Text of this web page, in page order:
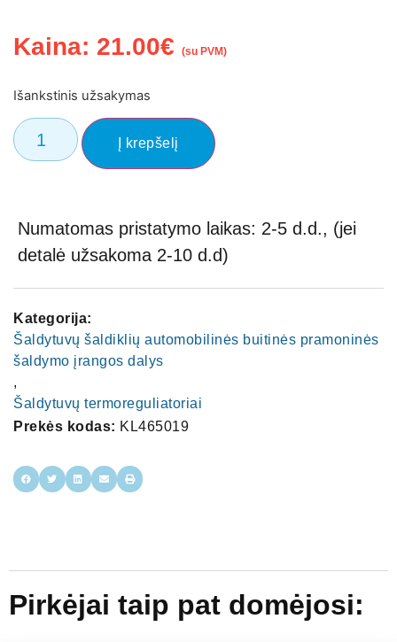
Kaina: 21.00€ (su PVM)
Išankstinis užsakymas
Į krepšelį
Numatomas pristatymo laikas: 2-5 d.d., (jei
detalė užsakoma 2-10 d.d)
Kategorija:
Šaldytuvų šaldiklių automobilinės buitinės pramoninės
šaldymo įrangos dalys
,
Šaldytuvų termoreguliatoriai
Prekės kodas: KL465019
Pirkėjai taip pat domėjosi: